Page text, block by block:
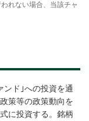
れない場合、当該チャ
ンド｣への投資を通
策等の政策動向を
に投資する。銘柄